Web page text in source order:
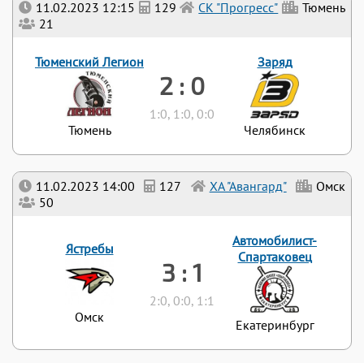
11.02.2023 14:00 127 ХА "Авангард"
Омск
50
Ястребы
Омск
3 : 1
2:0, 0:0, 1:1
Автомобилист-
Спартаковец
Екатеринбург
11.02.2023 12:15 129 СК "Прогресс"
Тюмень
21
Тюменский Легион
Тюмень
2 : 0
1:0, 1:0, 0:0
Заряд
Челябинск